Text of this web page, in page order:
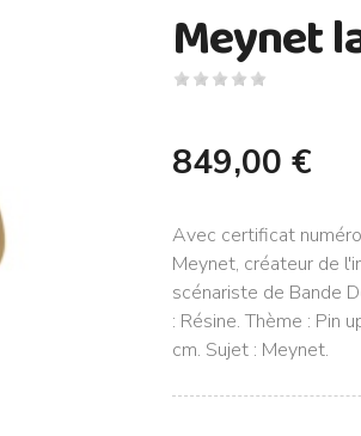
Meynet
849,00 €
Avec certificat
Meynet, créateur de
scénariste de Bande
: Résine. Thème : Pin
cm. Sujet : Meynet.